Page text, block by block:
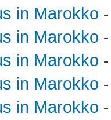
in Marokko
in Marokko
in Marokko
in Marokko
in Marokko